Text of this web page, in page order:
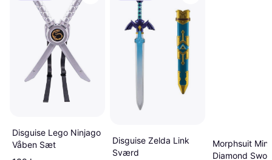
Disguise Lego Ninjago
Våben Sæt
Disguise Zelda Link
Sværd
Morphsuit
Diamond